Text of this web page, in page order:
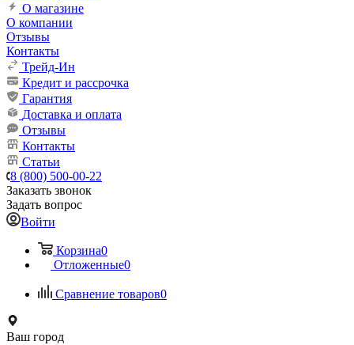
О магазине
О компании
Отзывы
Контакты
Трейд-Ин
Кредит и рассрочка
Гарантия
Доставка и оплата
Отзывы
Контакты
Статьи
8 (800) 500-00-22
Заказать звонок
Задать вопрос
Войти
Корзина0
Отложенные0
Сравнение товаров0
Ваш город